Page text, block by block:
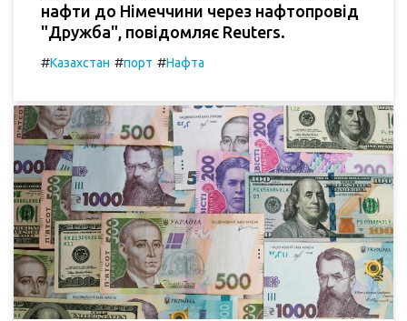
нафти до Німеччини через нафтопровід
"Дружба", повідомляє Reuters.
#Казахстан #порт #Нафта